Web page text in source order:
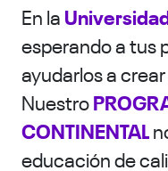
En la
esperando a tus
ayudarlos a
Nuestro
CONTINENTAL
educación de